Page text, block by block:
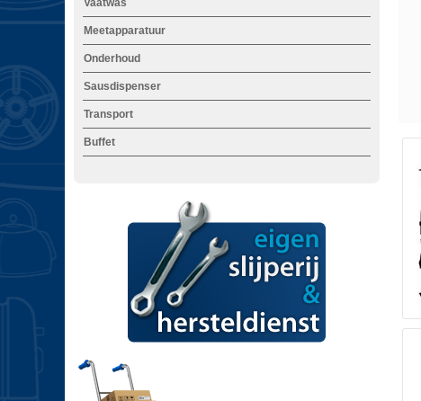
Vaatwas
Meetapparatuur
Onderhoud
Sausdispenser
Transport
Buffet